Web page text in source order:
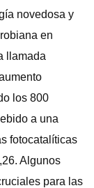
novedosa y
en
llamada
los 800
a una
fotocatalíticas
Algunos
para las